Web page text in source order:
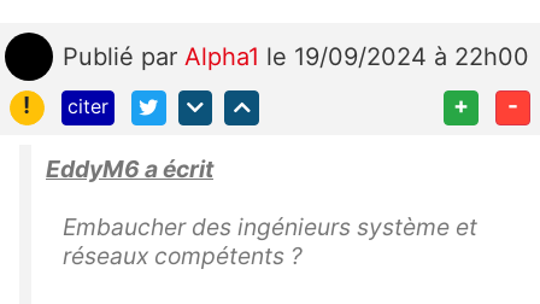
Publié par Alpha1 le 19/09/2024 à 22h00
!
citer + -
EddyM6 a écrit
Embaucher des ingénieurs système et
réseaux compétents ?